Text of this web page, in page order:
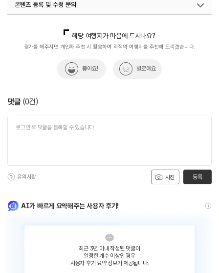
콘텐츠 등록 및 수정 문의
해당 여행지가 마음에 드시나요?
평가를 해주시면 개인화 추천 시 활용하여 최적의 여행지를 추천해 드리겠습니다.
좋아요! 별로예요
댓글 (0건)
사진
유의사항 등록
AI가 빠르게 요약해주는 사용자 후기!
최근 3년 이내 작성된 댓글이
일정한 개수 이상인 경우
사용자 후기 요약 정보가 제공됩니다.